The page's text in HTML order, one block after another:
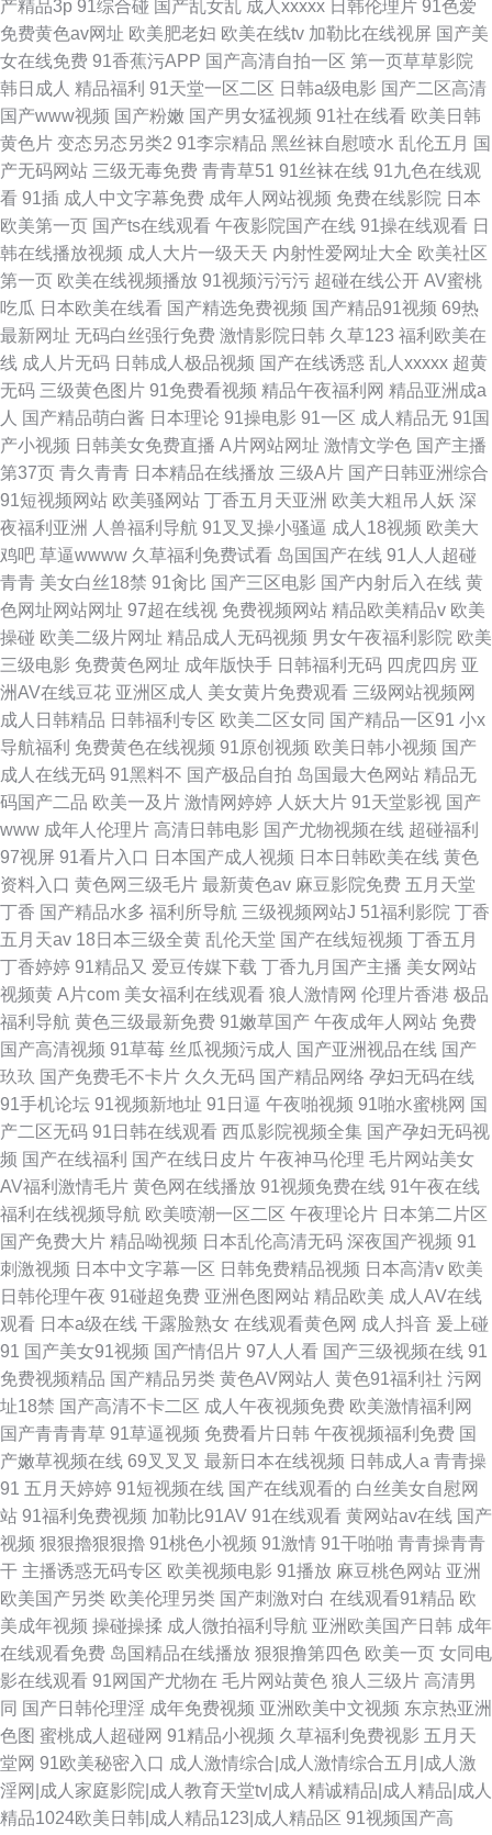
产精品3p 91综合碰 国产乱女乱 成人xxxxx 日韩伦理片 91色爱
免费黄色av网址 欧美肥老妇 欧美在线tv 加勒比在线视屏 国产美
女在线免费 91香蕉污APP 国产高清自拍一区 第一页草草影院
韩日成人 精品福利 91天堂一区二区 日韩a级电影 国产二区高清
国产www视频 国产粉嫩 国产男女猛视频 91社在线看 欧美日韩
黄色片 变态另态另类2 91李宗精品 黑丝袜自慰喷水 乱伦五月 国
产无码网站 三级无毒免费 青青草51 91丝袜在线 91九色在线观
看 91插 成人中文字幕免费 成年人网站视频 免费在线影院 日本
欧美第一页 国产ts在线观看 午夜影院国产在线 91操在线观看 日
韩在线播放视频 成人大片一级天天 内射性爱网址大全 欧美社区
第一页 欧美在线视频播放 91视频污污污 超碰在线公开 AV蜜桃
吃瓜 日本欧美在线看 国产精选免费视频 国产精品91视频 69热
最新网址 无码白丝强行免费 激情影院日韩 久草123 福利欧美在
线 成人片无码 日韩成人极品视频 国产在线诱惑 乱人xxxxx 超黄
无码 三级黄色图片 91免费看视频 精品午夜福利网 精品亚洲成a
人 国产精品萌白酱 日本理论 91操电影 91一区 成人精品无 91国
产小视频 日韩美女免费直播 A片网站网址 激情文学色 国产主播
第37页 青久青青 日本精品在线播放 三级A片 国产日韩亚洲综合
91短视频网站 欧美骚网站 丁香五月天亚洲 欧美大粗吊人妖 深
夜福利亚洲
人兽福利导航 91叉叉操小骚逼 成人18视频 欧美大
鸡吧 草逼wwww 久草福利免费试看 岛国国产在线 91人人超碰
青青 美女白丝18禁 91肏比 国产三区电影 国产内射后入在线 黄
色网址网站网址 97超在线视 免费视频网站 精品欧美精品v 欧美
操碰 欧美二级片网址 精品成人无码视频 男女午夜福利影院 欧美
三级电影 免费黄色网址 成年版快手 日韩福利无码 四虎四房 亚
洲AV在线豆花 亚洲区成人 美女黄片免费观看 三级网站视频网
成人日韩精品 日韩福利专区 欧美二区女同 国产精品一区91 小x
导航福利 免费黄色在线视频 91原创视频 欧美日韩小视频 国产
成人在线无码 91黑料不 国产极品自拍 岛国最大色网站 精品无
码国产二品 欧美一及片 激情网婷婷 人妖大片 91天堂影视 国产
www 成年人伦理片 高清日韩电影 国产尤物视频在线 超碰福利
97视屏 91看片入口 日本国产成人视频 日本日韩欧美在线 黄色
资料入口 黄色网三级毛片 最新黄色av 麻豆影院免费 五月天堂
丁香 国产精品水多 福利所导航 三级视频网站J 51福利影院 丁香
五月天av 18日本三级全黄 乱伦天堂 国产在线短视频 丁香五月
丁香婷婷 91精品又 爱豆传媒下载 丁香九月国产主播 美女网站
视频黄 A片com 美女福利在线观看 狼人激情网 伦理片香港 极品
福利导航 黄色三级最新免费 91嫩草国产 午夜成年人网站 免费
国产高清视频 91草莓 丝瓜视频污成人 国产亚洲视品在线 国产
玖玖 国产免费毛不卡片 久久无码 国产精品网络 孕妇无码在线
91手机论坛 91视频新地址 91日逼 午夜啪视频 91啪水蜜桃网 国
产二区无码 91日韩在线观看 西瓜影院视频全集 国产孕妇无码视
频 国产在线福利 国产在线日皮片 午夜神马伦理 毛片网站美女
AV福利激情毛片 黄色网在线播放 91视频免费在线 91午夜在线
福利在线视频导航 欧美喷潮一区二区 午夜理论片 日本第二片区
国产免费大片 精品呦视频 日本乱伦高清无码 深夜国产视频 91
刺激视频 日本中文字幕一区 日韩免费精品视频 日本高清v 欧美
日韩伦理午夜 91碰超免费 亚洲色图网站 精品欧美 成人AV在线
观看 日本a级在线 干露脸熟女 在线观看黄色网 成人抖音 爰上碰
91 国产美女91视频 国产情侣片 97人人看 国产三级视频在线 91
免费视频精品 国产精品另类 黄色AV网站人 黄色91福利社 污网
址18禁 国产高清不卡二区 成人午夜视频免费 欧美激情福利网
国产青青青草 91草逼视频 免费看片日韩 午夜视频福利免费 国
产嫩草视频在线 69叉叉叉 最新日本在线视频 日韩成人a 青青操
91 五月天婷婷 91短视频在线 国产在线观看的 白丝美女自慰网
站 91福利免费视频 加勒比91AV 91在线观看 黄网站av在线 国产
视频 狠狠擼狠狠擼 91桃色小视频 91激情 91干啪啪 青青操青青
干 主播诱惑无码专区 欧美视频电影 91播放 麻豆桃色网站 亚洲
欧美国产另类 欧美伦理另类 国产刺激对白 在线观看91精品 欧
美成年视频 操碰操揉 成人微拍福利导航 亚洲欧美国产日韩 成年
在线观看免费 岛国精品在线播放 狠狠撸第四色 欧美一页 女同电
影在线观看 91网国产尤物在 毛片网站黄色 狼人三级片 高清男
同 国产日韩伦理淫 成年免费视频 亚洲欧美中文视频 东京热亚洲
色图 蜜桃成人超碰网 91精品小视频 久草福利免费视影 五月天
堂网 91欧美秘密入口 成人激情综合|成人激情综合五月|成人激
淫网|成人家庭影院|成人教育天堂tv|成人精诚精品|成人精品|成人
精品1024欧美日韩|成人精品123|成人精品区 91视频国产高